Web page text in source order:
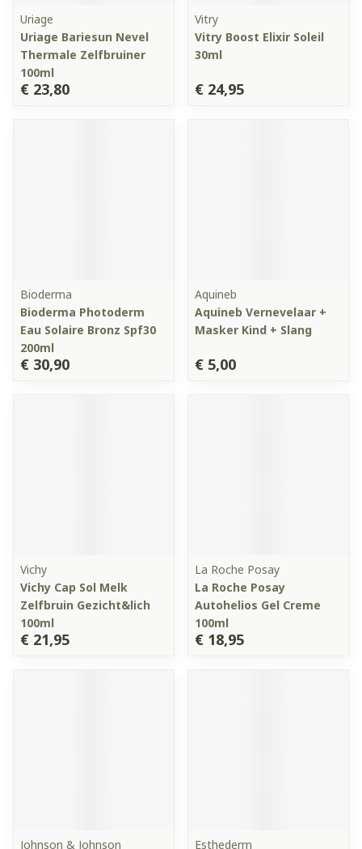
Uriage
Uriage Bariesun Nevel
Thermale Zelfbruiner
100ml
€ 23,80
Vitry
Vitry Boost Elixir Soleil
30ml
€ 24,95
Bioderma
Bioderma Photoderm
Eau Solaire Bronz Spf30
200ml
€ 30,90
Aquineb
Aquineb Vernevelaar +
Masker Kind + Slang
€ 5,00
Vichy
Vichy Cap Sol Melk
Zelfbruin Gezicht&lich
100ml
€ 21,95
La Roche Posay
La Roche Posay
Autohelios Gel Creme
100ml
€ 18,95
Johnson & Johnson Esthederm